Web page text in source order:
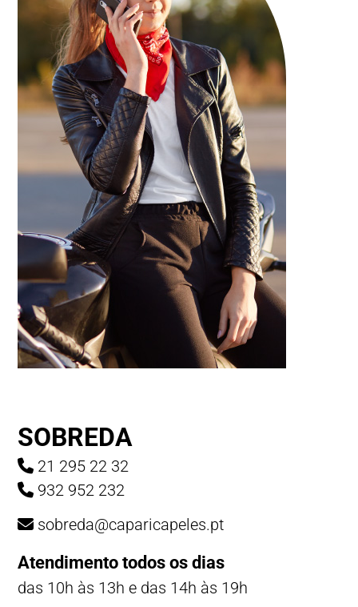
SOBREDA
21 295 22 32
932 952 232
sobreda@caparicapeles.pt
Atendimento todos os dias
das 10h às 13h e das 14h às 19h